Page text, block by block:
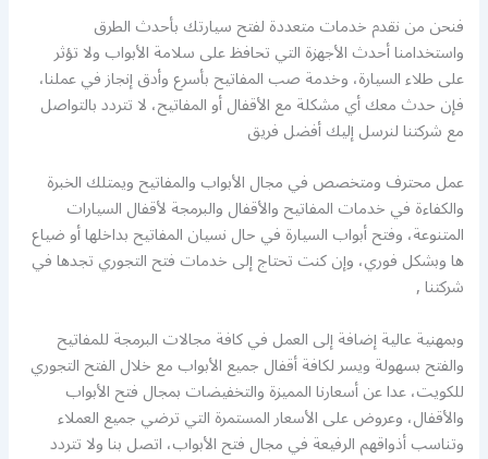
فنحن من نقدم خدمات متعددة لفتح سيارتك بأحدث الطرق
واستخدامنا أحدث الأجهزة التي تحافظ على سلامة الأبواب ولا تؤثر
على طلاء السيارة، وخدمة صب المفاتيح بأسرع وأدق إنجاز في عملنا،
فإن حدث معك أي مشكلة مع الأقفال أو المفاتيح، لا تتردد بالتواصل
مع شركتنا لنرسل إليك أفضل فريق
عمل محترف ومتخصص في مجال الأبواب والمفاتيح ويمتلك الخبرة
والكفاءة في خدمات المفاتيح والأقفال والبرمجة لأقفال السيارات
المتنوعة، وفتح أبواب السيارة في حال نسيان المفاتيح بداخلها أو ضياع
ها وبشكل فوري، وإن كنت تحتاج إلى خدمات فتح التجوري تجدها في
شركتنا ,
وبمهنية عالية إضافة إلى العمل في كافة مجالات البرمجة للمفاتيح
والفتح بسهولة ويسر لكافة أقفال جميع الأبواب مع خلال الفتح التجوري
للكويت، عدا عن أسعارنا المميزة والتخفيضات بمجال فتح الأبواب
والأقفال، وعروض على الأسعار المستمرة التي ترضي جميع العملاء
وتناسب أذواقهم الرفيعة في مجال فتح الأبواب، اتصل بنا ولا تتردد